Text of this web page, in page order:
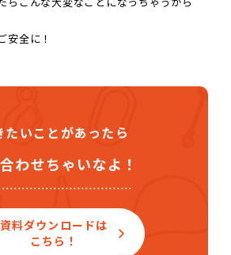
らこんな大変なことになっちゃうから
安全に！
たいことがあったら
わせちゃいなよ！
資料ダウンロードは
こちら！